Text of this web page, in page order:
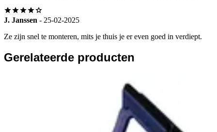
J. Janssen - 25-02-2025
Ze zijn snel te monteren, mits je thuis je er even goed in verdiept.
Gerelateerde producten